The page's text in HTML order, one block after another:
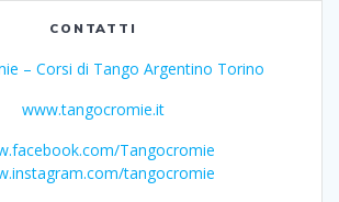
CONTATTI
– Corsi di Tango Argentino Torino
www.tangocromie.it
Tangocromie
tangocromie